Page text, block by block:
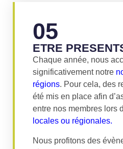
05
ETRE
Chaque année, nous
significativement notre
régions. Pour cela, des
été mis en place afin
entre nos membres lors
locales ou régionales.
Nous profitons des